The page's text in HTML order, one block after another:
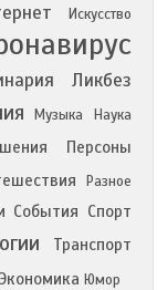
Искусство
Ликбез
Музыка Наука
Персоны
Разное
События Спорт
Транспорт
Экономика Юмор